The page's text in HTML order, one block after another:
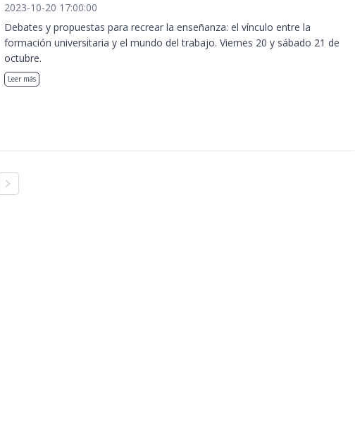
2023-10-20 17:00:00
Debates y propuestas para recrear la enseñanza: el vínculo entre la
formación universitaria y el mundo del trabajo. Viernes 20 y sábado 21 de
octubre.
Leer más